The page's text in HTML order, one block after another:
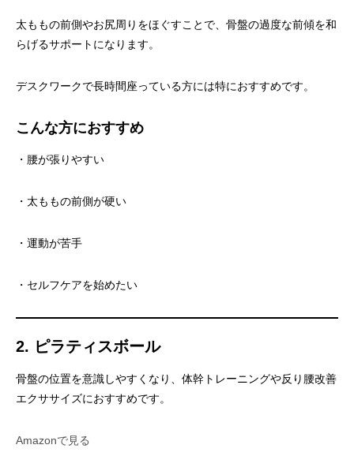
太ももの前側やお尻周りをほぐすことで、骨盤の過度な前傾を和
らげるサポートになります。
デスクワークで長時間座っている方には特におすすめです。
こんな方におすすめ
・腰が張りやすい
・太ももの前側が硬い
・運動が苦手
・セルフケアを始めたい
2. ピラティスボール
骨盤の位置を意識しやすくなり、体幹トレーニングや反り腰改善
エクササイズにおすすめです。
Amazonで見る